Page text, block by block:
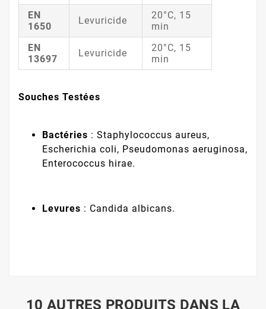
EN
1650
Levuricide
20°C, 15
min
EN
13697
Levuricide
20°C, 15
min
Souches Testées
Bactéries : Staphylococcus aureus,
Escherichia coli, Pseudomonas aeruginosa,
Enterococcus hirae.
Levures : Candida albicans.
10 AUTRES PRODUITS DANS LA